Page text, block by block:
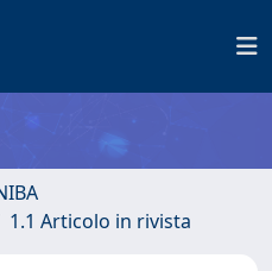
1.1 Articolo in rivista